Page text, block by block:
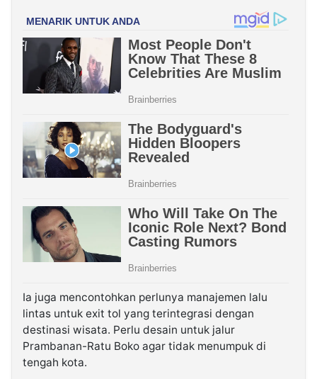
Ia juga mencontohkan perlunya manajemen lalu
lintas untuk exit tol yang terintegrasi dengan
destinasi wisata. Perlu desain untuk jalur
Prambanan-Ratu Boko agar tidak menumpuk di
tengah kota.